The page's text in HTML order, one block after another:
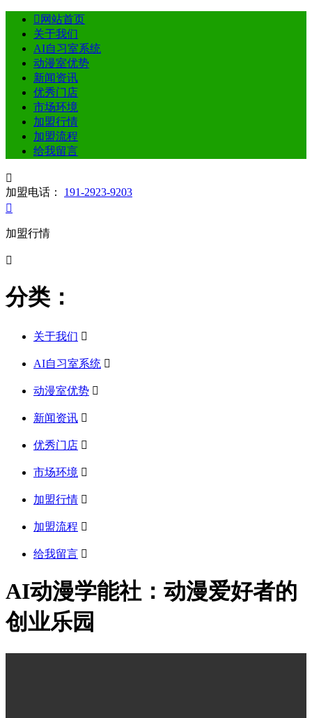
 网站首页
关于我们
AI自习室系统
动漫室优势
新闻资讯
优秀门店
市场环境
加盟行情
加盟流程
给我留言

加盟电话： 191-2923-9203

加盟行情

分类：
关于我们 
AI自习室系统 
动漫室优势 
新闻资讯 
优秀门店 
市场环境 
加盟行情 
加盟流程 
给我留言 
AI动漫学能社：动漫爱好者的
创业乐园